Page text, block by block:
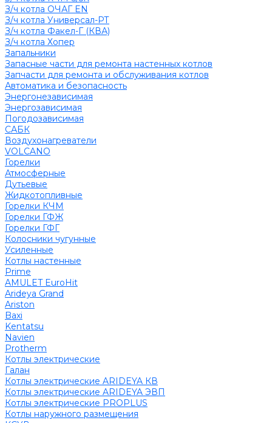
З/ч котла ОЧАГ EN
З/ч котла Универсал-РТ
З/ч котла Факел-Г (КВА)
З/ч котла Хопер
Запальники
Запасные части для ремонта настенных котлов
Запчасти для ремонта и обслуживания котлов
Автоматика и безопасность
Энергонезависимая
Энергозависимая
Погодозависимая
САБК
Воздухонагреватели
VOLCANO
Горелки
Атмосферные
Дутьевые
Жидкотопливные
Горелки КЧМ
Горелки ГФЖ
Горелки ГФГ
Колосники чугунные
Усиленные
Котлы настенные
Prime
AMULET EuroHit
Arideya Grand
Ariston
Baxi
Kentatsu
Navien
Protherm
Котлы электрические
Галан
Котлы электрические ARIDEYA КВ
Котлы электрические ARIDEYA ЭВП
Котлы электрические PROPLUS
Котлы наружного размещения